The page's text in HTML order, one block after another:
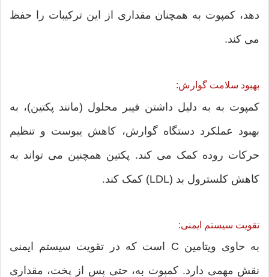
دهد، کمپوت به همچنان مقداری از این ترکیبات را حفظ
می کند.
بهبود سلامت گوارش:
کمپوت به به دلیل داشتن فیبر محلول (مانند پکتین)، به
بهبود عملکرد دستگاه گوارش، کاهش یبوست و تنظیم
حرکات روده کمک می کند. پکتین همچنین می تواند به
کاهش کلسترول بد (LDL) کمک کند.
تقویت سیستم ایمنی:
به حاوی ویتامین C است که در تقویت سیستم ایمنی
نقش مهمی دارد. کمپوت به، حتی پس از پخت، مقداری